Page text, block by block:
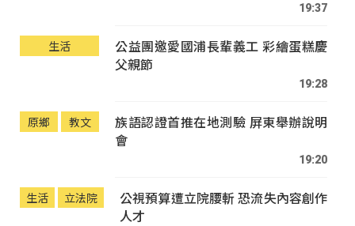
19:37
生活
公益團邀愛國浦長輩義工 彩繪蛋糕慶
父親節
19:28
原鄉 教文
族語認證首推在地測驗 屏東舉辦說明
會
19:20
生活 立法院
公視預算遭立院腰斬 恐流失內容創作
人才